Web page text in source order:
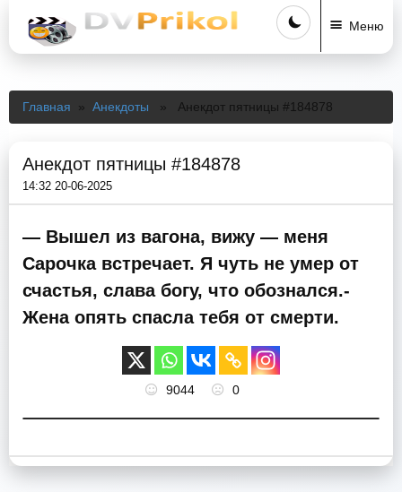
Меню
Главная » Анекдоты » Анекдот пятницы #184878
Анекдот пятницы #184878
14:32 20-06-2025
— Вышел из вагона, вижу — меня
Сарочка встречает. Я чуть не умер от
счастья, слава богу, что обознался.-
Жена опять спасла тебя от смерти.
9044 0